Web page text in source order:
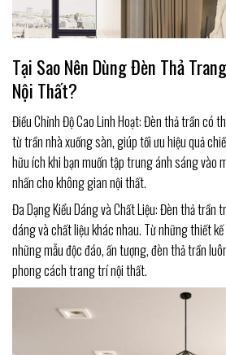
Tại Sao Nên Dùng Đèn Thả
Nội Thất?
Điều Chỉnh Độ Cao Linh Hoạt: Đèn thả trần có
từ trần nhà xuống sàn, giúp tối ưu hiệu quả
hữu ích khi bạn muốn tập trung ánh sáng vào
nhấn cho không gian nội thất.
Đa Dạng Kiểu Dáng và Chất Liệu: Đèn thả trần
dáng và chất liệu khác nhau. Từ những thiết
những mẫu độc đáo, ấn tượng, đèn thả trần
phong cách trang trí nội thất.